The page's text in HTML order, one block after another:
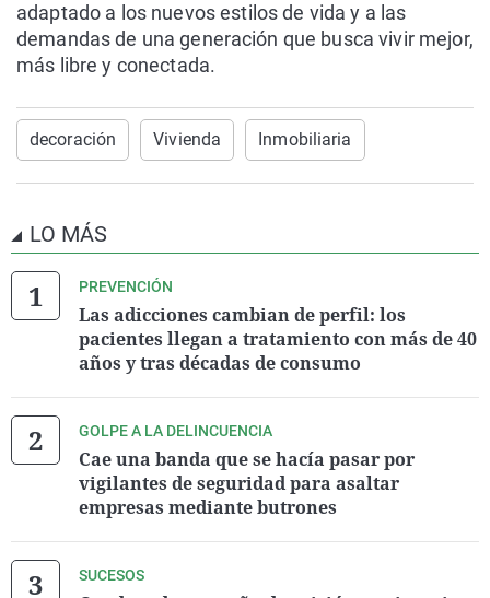
adaptado a los nuevos estilos de vida y a las
demandas de una generación que busca vivir mejor,
más libre y conectada.
decoración Vivienda Inmobiliaria
LO MÁS
PREVENCIÓN
Las adicciones cambian de perfil: los
pacientes llegan a tratamiento con más de 40
años y tras décadas de consumo
GOLPE A LA DELINCUENCIA
Cae una banda que se hacía pasar por
vigilantes de seguridad para asaltar
empresas mediante butrones
SUCESOS